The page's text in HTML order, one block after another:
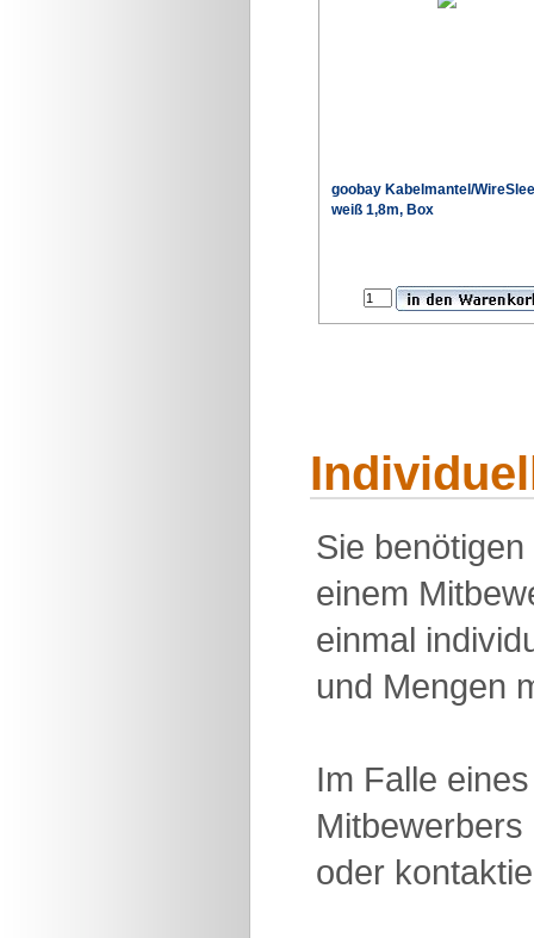
goobay Kabelmantel/
weiß 1,8m, Box
Sie
einem
einmal
und Mengen
Im Falle
oder